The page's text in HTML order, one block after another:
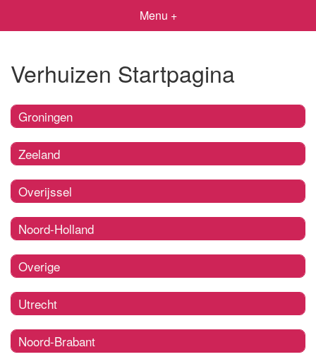
Menu +
Verhuizen Startpagina
Groningen
Zeeland
Overijssel
Noord-Holland
Overige
Utrecht
Noord-Brabant